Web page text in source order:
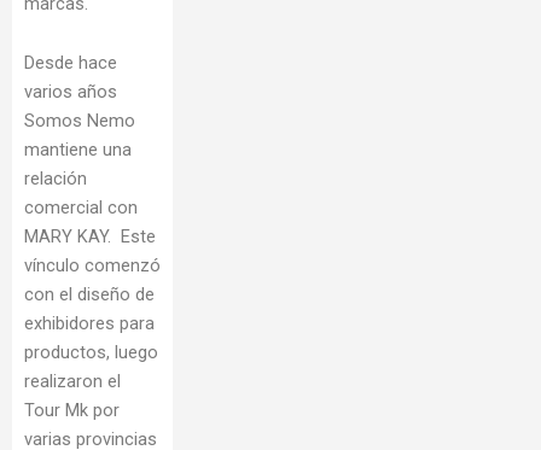
Desde hace
varios años
Somos Nemo
mantiene una
relación
comercial con
MARY KAY. Este
vínculo comenzó
con el diseño de
exhibidores para
productos, luego
realizaron el
Tour Mk por
varias provincias